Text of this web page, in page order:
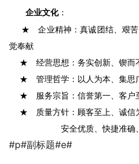
企业文化：
★　企业精神：真诚团结、艰
觉奉献
★　经营思想：务实创新、锲而
★　管理哲学：以人为本、集思
★　服务宗旨：信誉第一、客户
★　质量方针：顾客至上、诚信
安全优质、快捷准确
#p#副标题#e#